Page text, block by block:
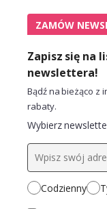
ZAMÓW
Zapisz się na
newslettera!
Bądź na bieżąco z
rabaty.
Wybierz
Codzienny